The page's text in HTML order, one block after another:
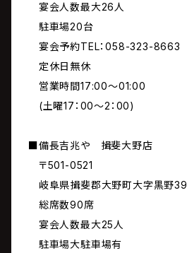
宴会人数最大26人
駐車場20台
宴会予約TEL：058-323-8663
定休日無休
営業時間17:00～01:00
(土曜17：00～2：00)
■備長吉兆や 揖斐大野店
〒501-0521
岐阜県揖斐郡大野町大字黒野
総席数90席
宴会人数最大25人
駐車場大駐車場有